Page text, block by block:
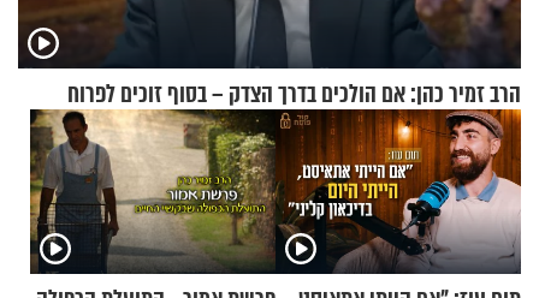
הרב זמיר כהן: אם הולכים בדרך הצדק – בסוף זוכים לפרוח